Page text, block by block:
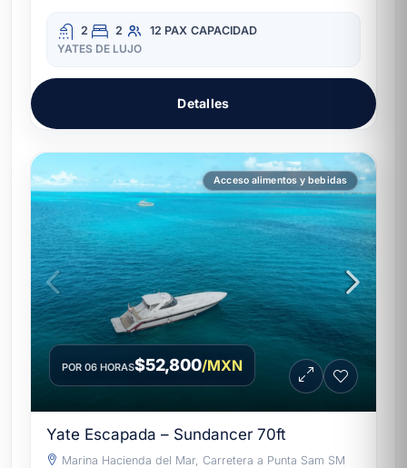
2 2 12 PAX CAPACIDAD
YATES DE LUJO
Detalles
Acceso alimentos y bebidas
POR 06 HORAS$52,800/MXN
Yate Escapada – Sundancer 70ft
Marina Hacienda del Mar, Carretera a Punta Sam SM